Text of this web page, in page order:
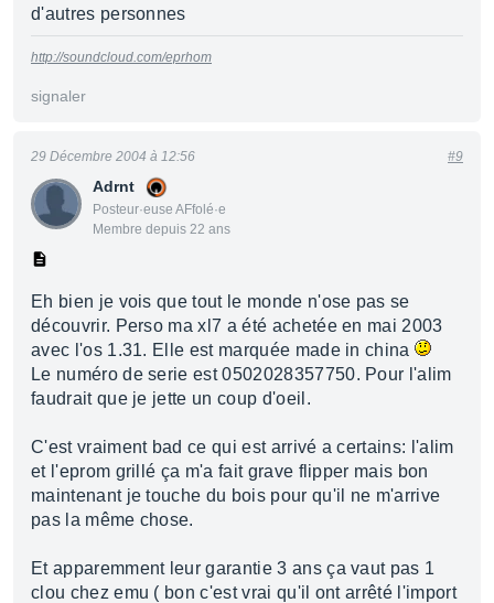
d'autres personnes
http://soundcloud.com/eprhom
signaler
Adrnt
Posteur·euse AFfolé·e
Membre depuis 22 ans
29 Décembre 2004 à 12:56 #9
Eh bien je vois que tout le monde n'ose pas se
découvrir. Perso ma xl7 a été achetée en mai 2003
avec l'os 1.31. Elle est marquée made in china
Le numéro de serie est 0502028357750. Pour l'alim
faudrait que je jette un coup d'oeil.
C'est vraiment bad ce qui est arrivé a certains: l'alim
et l'eprom grillé ça m'a fait grave flipper mais bon
maintenant je touche du bois pour qu'il ne m'arrive
pas la même chose.
Et apparemment leur garantie 3 ans ça vaut pas 1
clou chez emu ( bon c'est vrai qu'il ont arrêté l'import